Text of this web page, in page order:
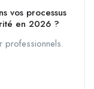
vos processus
en 2026 ?
professionnels.